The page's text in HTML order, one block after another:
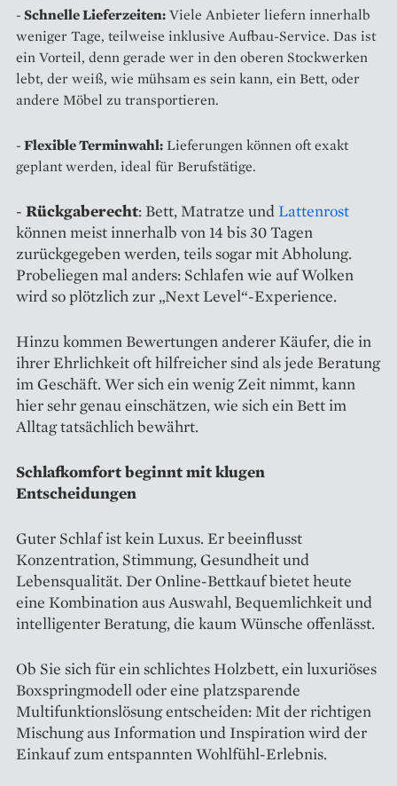
-Schnelle Lieferzeiten:Viele Anbieter liefern innerhalb
weniger Tage, teilweise inklusive Aufbau-Service. Das ist
ein Vorteil, denn gerade wer in den oberen Stockwerken
lebt, der weiß, wie mühsam es sein kann, ein Bett, oder
andere Möbel zu transportieren.
-Flexible Terminwahl:Lieferungen können oft exakt
geplant werden, ideal für Berufstätige.
- Rückgaberecht: Bett, Matratze undLattenrost
können meist innerhalb von 14 bis 30 Tagen
zurückgegeben werden, teils sogar mit Abholung.
Probeliegen mal anders: Schlafen wie auf Wolken
wird so plötzlich zur „Next Level“-Experience.
Hinzu kommen Bewertungen anderer Käufer, die in
ihrer Ehrlichkeit oft hilfreicher sind als jede Beratung
im Geschäft. Wer sich ein wenig Zeit nimmt, kann
hier sehr genau einschätzen, wie sich ein Bett im
Alltag tatsächlich bewährt.
Schlafkomfort beginnt mit klugen
Entscheidungen
Guter Schlaf ist kein Luxus. Er beeinflusst
Konzentration, Stimmung, Gesundheit und
Lebensqualität. Der Online-Bettkauf bietet heute
eine Kombination aus Auswahl, Bequemlichkeit und
intelligenter Beratung, die kaum Wünsche offenlässt.
Ob Sie sich für ein schlichtes Holzbett, ein luxuriöses
Boxspringmodell oder eine platzsparende
Multifunktionslösung entscheiden: Mit der richtigen
Mischung aus Information und Inspiration wird der
Einkauf zum entspannten Wohlfühl-Erlebnis.